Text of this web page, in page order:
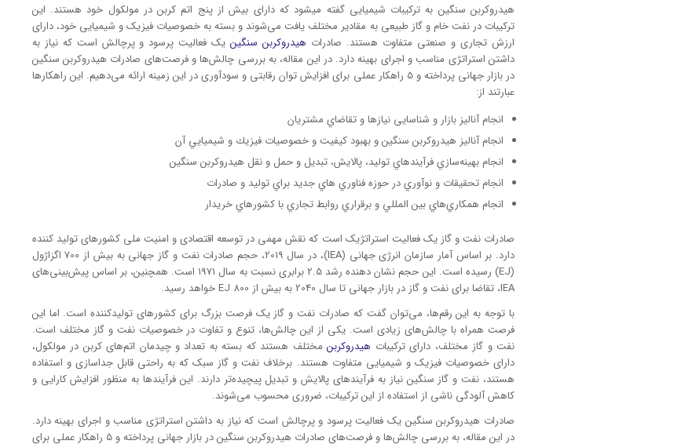
هیدروکربن سنگین به ترکیبات شیمیایی گفته میشود که دارای بیش از پنج اتم کربن در مولکول خود هستند. این
ترکیبات در نفت خام و گاز طبیعی به مقادیر مختلف یافت می‌شوند و بسته به خصوصیات فیزیک و شیمیایی خود، دارای
ارزش تجاری و صنعتی متفاوت هستند. صادرات هیدروکربن سنگینیک فعالیت پرسود و پرچالش است که نیاز به
داشتن استراتژی مناسب و اجرای بهینه دارد. در این مقاله، به بررسی چالش‌ها و فرصت‌های صادرات هیدروکربن سنگین
در بازار جهانی پرداخته و 5 راهکار عملی برای افزایش توان رقابتی و سودآوری در این زمینه ارائه می‌دهیم. این راهکارها
عبارتند از:
انجام آناليز بازار و شناسایی نيازها و تقاضاي مشتريان
انجام آناليز هيدروكربن سنگين و بهبود كيفيت و خصوصيات فيزيك و شيميايي آن
انجام بهينه‌سازي فرآيندهاي توليد، پالايش، تبديل و حمل و نقل هيدروكربن سنگين
انجام تحقيقات و نوآوري در حوزه فناوري هاي جديد براي توليد و صادرات
انجام همكاري‌هاي بين المللي و برقراري روابط تجاري با كشورهاي خريدار
صادرات نفت و گاز یک فعالیت استراتژیک است که نقش مهمی در توسعه اقتصادی و امنیت ملی کشورهای تولید کننده
دارد. بر اساس آمار سازمان انرژی جهانی (IEA)، در سال 2019، حجم صادرات نفت و گاز جهانی به بیش از 700 اگزاژول
(EJ) رسیده است. این حجم نشان دهنده رشد 2.5 برابری نسبت به سال 1971 است. همچنین، بر اساس پیش‌بینی‌های
IEA، تقاضا برای نفت و گاز در بازار جهانی تا سال 2040 به بیش از 800 EJ خواهد رسید.
با توجه به این رقم‌ها، می‌توان گفت که صادرات نفت و گاز یک فرصت بزرگ برای کشورهای تولید‌کننده است. اما این
فرصت همراه با چالش‌های زیادی است. یکی از این چالش‌ها، تنوع و تفاوت در خصوصیات نفت و گاز مختلف است.
نفت و گاز مختلف، دارای ترکیبات هیدروکربنمختلف هستند که بسته به تعداد و چیدمان اتم‌های کربن در مولکول،
دارای خصوصیات فیزیک و شیمیایی متفاوت هستند. برخلاف نفت و گاز سبک که به راحتی قابل جداسازی و استفاده
هستند، نفت و گاز سنگین نیاز به فرآیندهای پالایش و تبدیل پیچیده‌تر دارند. این فرآیندها به منظور افزایش کارایی و
کاهش آلودگی ناشی از استفاده از این ترکیبات، ضروری محسوب می‌شوند.
صادرات هیدروکربن سنگین یک فعالیت پرسود و پرچالش است که نیاز به داشتن استراتژی مناسب و اجرای بهینه دارد.
در این مقاله، به بررسی چالش‌ها و فرصت‌های صادرات هیدروکربن سنگین در بازار جهانی پرداخته و 5 راهکار عملی برای